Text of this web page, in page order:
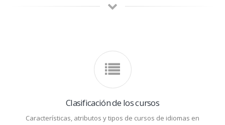
Clasificación de los cursos
Características, atributos y tipos de cursos de idiomas en